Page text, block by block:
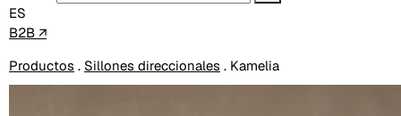
ES
B2B ↗
Productos . Sillones direccionales . Kamelia